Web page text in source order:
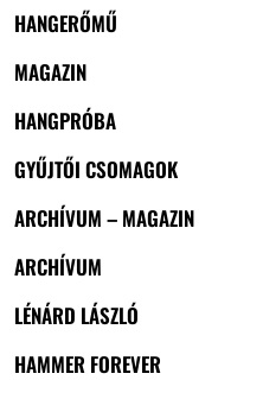
HANGERŐMŰ
MAGAZIN
HANGPRÓBA
GYŰJTŐI CSOMAGOK
ARCHÍVUM – MAGAZIN
ARCHÍVUM
LÉNÁRD LÁSZLÓ
HAMMER FOREVER